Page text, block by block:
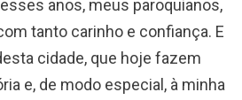
anos, meus paroquianos,
tanto carinho e confiança. E
cidade, que hoje fazem
e, de modo especial, à minha